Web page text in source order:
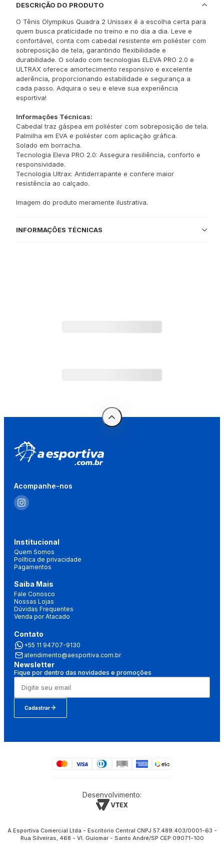
DESCRIÇÃO DO PRODUTO
O Tênis Olympikus Quadra 2 Unissex é a escolha certa para
quem busca praticidade no treino e no dia a dia. Leve e
confortável, conta com cabedal resistente em poliéster com
sobreposição de tela, garantindo flexibilidade e
durabilidade. O solado com tecnologias ELEVA PRO 2.0 e
ULTRAX oferece amortecimento responsivo e excelente
aderência, proporcionando estabilidade e segurança a
cada passo. Adquira o seu e eleve sua experiência
esportiva!
Informações Técnicas:
Cabedal traz gáspea em poliéster com sobreposição de tela.
Palmilha em EVA e poliéster com aplicação gráfica.
Solado em borracha.
Tecnologia Eleva PRO 2.0: Assegura resiliência, conforto e
responsividade.
Tecnologia Ultrax: Antiderrapante e confere maior
resistência ao calçado.
Imagem do produto meramente ilustrativa.
INFORMAÇÕES TÉCNICAS
Acompanhe-nos
Institucional
Quem Somos
Política de privacidade
Pagamentos
Saiba Mais
Fale Conosco
Nossas Lojas
Dúvidas Frequentes
Venda por Atacado
Contato
+55 11 94707-9130
atendimento@aesportiva.com.br
Newsletter
Fique por dentro das novidades e promoções
Cadastrar
Desenvolvimento:
A Esportiva Comercial Ltda - Escritório Central CNPJ 57.489.403/0001-63 -
Rua Silveiras, 468 - Vl. Guiomar - Santo André/SP CEP 09071-100